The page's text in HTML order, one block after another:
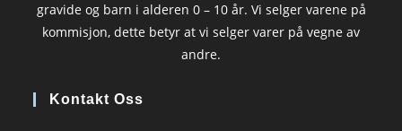
gravide og barn i alderen 0 – 10 år. Vi selger varene på
kommisjon, dette betyr at vi selger varer på vegne av
andre.
Kontakt Oss